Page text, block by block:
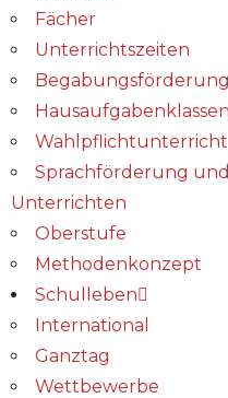
Fächer
Unterrichtszeiten
Begabungs­förderung
Hausaufgabenklassen
Wahlpflichtunterricht
Sprachförderung
Unterrichten
Oberstufe
Methodenkonzept
Schulleben
International
Ganztag
Wettbewerbe